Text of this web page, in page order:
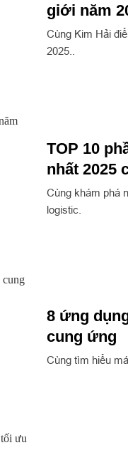
giới năm
Cùng Kim Hải
2025..
TOP 10
nhất 2025
Cùng khám phá
logistic.
8 ứng
cung ứng
Cùng tìm hiểu